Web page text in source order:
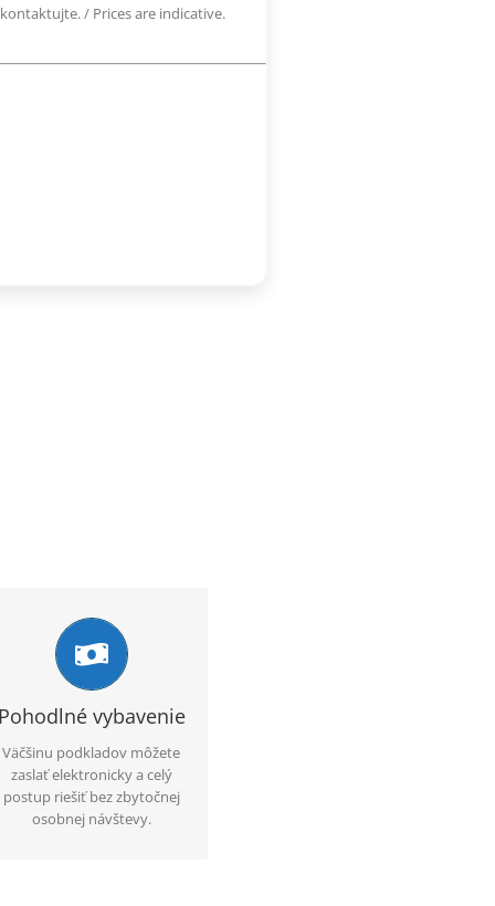
/ Prices are indicative.
Pohodlné vybavenie
Väčšinu podkladov môžete
zaslať elektronicky a celý
postup riešiť bez zbytočnej
osobnej návštevy.
Online komunikácia
Komunikácia prebieha e-
mailom alebo telefonicky,
pričom klient má jasné
informácie o ďalšom
postupe.